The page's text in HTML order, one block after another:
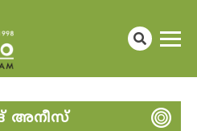
അനീസ്